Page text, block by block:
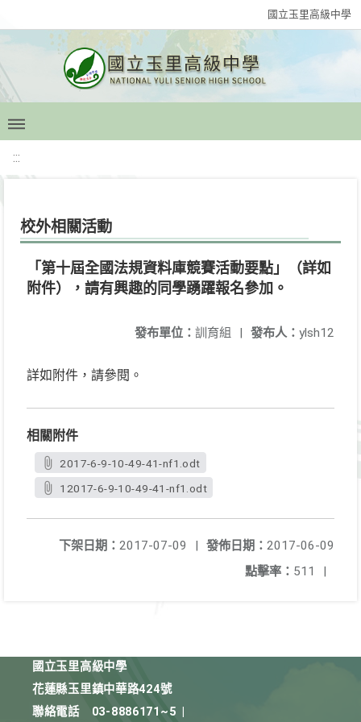
國立玉里高級中學
:::
校外相關活動
「第十屆全國法規資料庫競賽活動要點」（詳如
附件），請有興趣的同學踴躍報名參加。
發布人： ylsh12
發布單位： 訓育組 |
詳如附件，請參閱。
相關附件
2017-6-9-10-49-41-nf1.odt
12017-6-9-10-49-41-nf1.odt
發佈日期： 2017-06-09
下架日期： 2017-07-09
|
點擊率： 511 |
國立玉里高級中學
花蓮縣玉里鎮中華路424號
聯絡電話
03-8886171~5